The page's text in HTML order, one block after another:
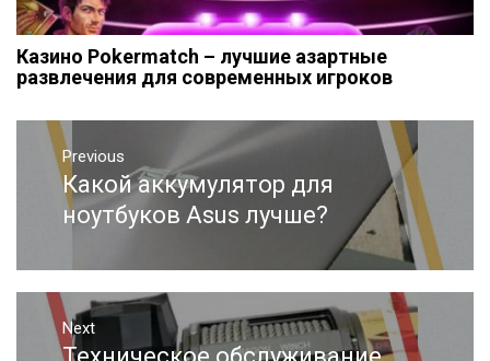
Казино Pokermatch – лучшие азартные
развлечения для современных игроков
Навигация
записям
Previous
Previous
post:
Какой аккумулятор для
ноутбуков Аsus лучше?
Next
Next